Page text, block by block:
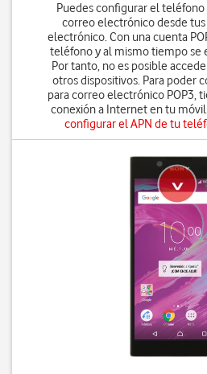
Puedes configurar el
correo electrónico desde
electrónico. Con una cuenta
teléfono y al mismo tiempo se
Por tanto, no es posible
otros dispositivos. Para poder
para correo electrónico POP3,
conexión a Internet en tu
configurar el APN de tu